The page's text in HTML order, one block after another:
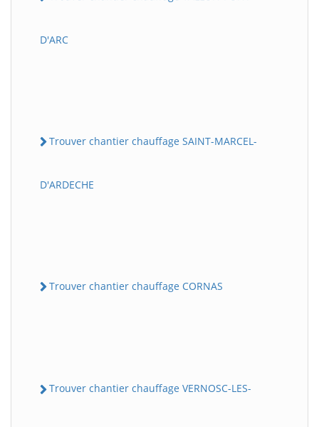
D'ARC
Trouver chantier chauffage SAINT-MARCEL-
D'ARDECHE
Trouver chantier chauffage CORNAS
Trouver chantier chauffage VERNOSC-LES-